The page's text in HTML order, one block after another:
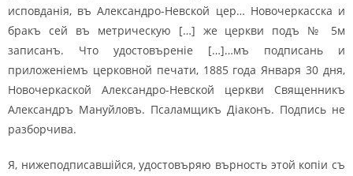
исповданія, въ Александро-Невской цер… Новочеркасска и
бракъ сей въ метрическую […] же церкви подъ № 5м
записанъ. Что удостовъреніе […]…мъ подписань и
приложеніемъ церковной печати, 1885 года Января 30 дня,
Новочеркаской Александро-Невской церкви Священникъ
Александръ Мануйловъ. Псаламщикъ Діаконъ. Подпись не
разборчива.
Я, нижеподписавшійся, удостовъряю върность этой копіи съ